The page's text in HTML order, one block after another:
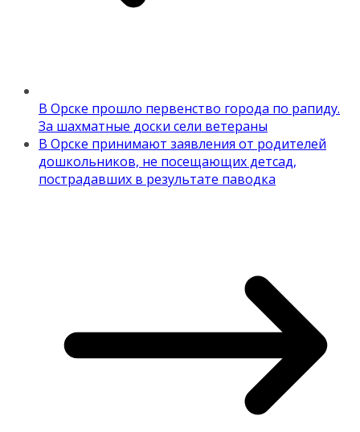
В Орске прошло первенство города по рапиду.
За шахматные доски сели ветераны
В Орске принимают заявления от родителей
дошкольников, не посещающих детсад,
пострадавших в результате паводка